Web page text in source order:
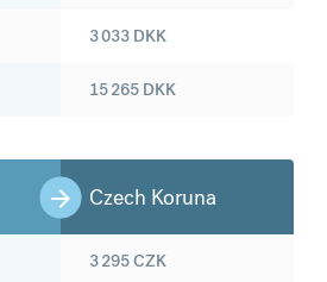
3 033 DKK
15 265 DKK
Czech Koruna
3 295CZK